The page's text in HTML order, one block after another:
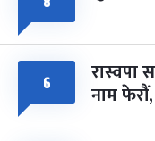
६ रास्वपा
नाम